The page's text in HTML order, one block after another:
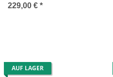
229,00 € *
AUF LAGER